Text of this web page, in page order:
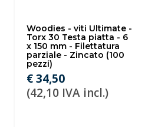
Woodies - viti Ultimate -
Torx 30 Testa piatta - 6
x 150 mm - Filettatura
parziale - Zincato (100
pezzi)
€ 34,50
(42,10 IVA incl.)